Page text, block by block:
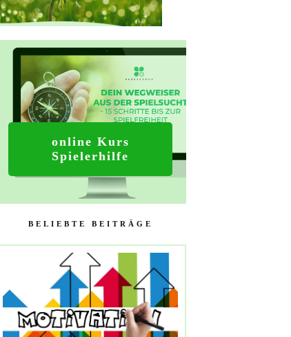
online Kurs
Spielerhilfe
BELIEBTE BEITRÄGE